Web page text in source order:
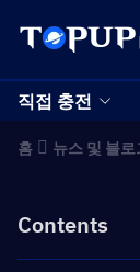
직접 충전
홈 뉴스 및 블로
Contents